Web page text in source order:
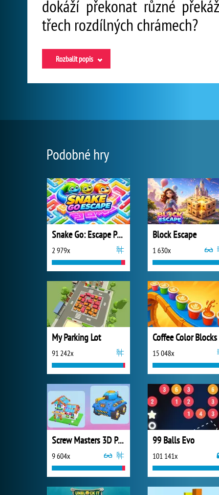
dokáží překonat různé
třech rozdílných chrámech?
Rozbalit popis
Podobné hry
Snake Go: Escape Puzzle
2 979x
Block Escape
1 630x
My Parking Lot
91 242x
Coffee Color Blocks
15 048x
Screw Masters 3D Puzzle
9 604x
99 Balls Evo
101 141x